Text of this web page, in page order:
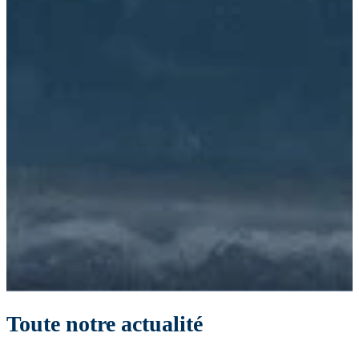
Toute notre actualité